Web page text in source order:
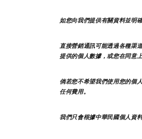
如您向我們提供有關資料並明
直接營銷通訊可能透過各種渠
提供的個人數據，或您在同意
倘若您不希望我們使用您的個
任何費用。
我們只會根據中華民國個人資